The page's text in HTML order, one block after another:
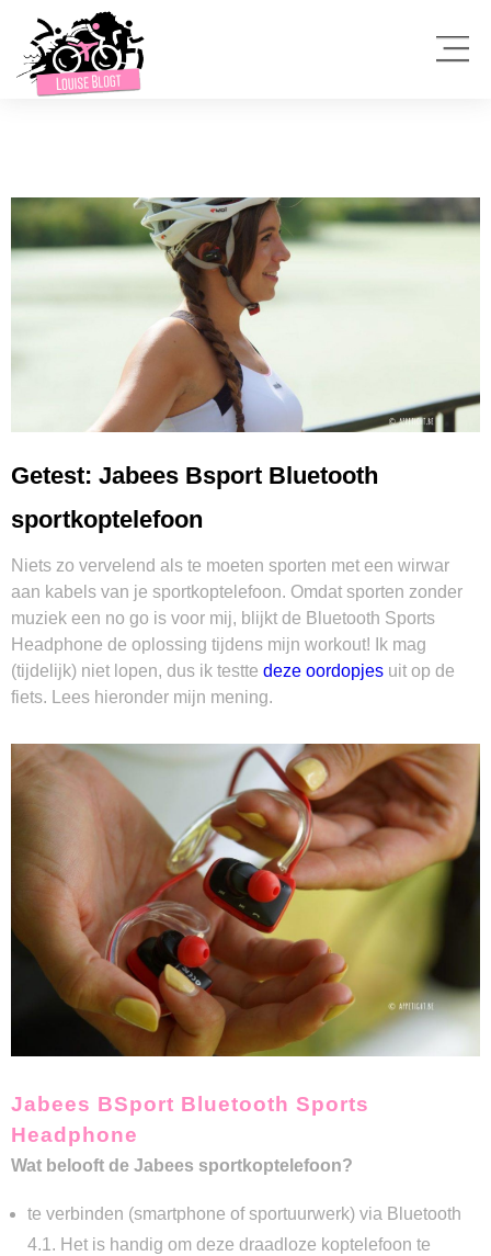
Getest: Jabees Bsport Bluetooth
sportkoptelefoon
Niets zo vervelend als te moeten sporten met een wirwar
aan kabels van je sportkoptelefoon. Omdat sporten zonder
muziek een no go is voor mij, blijkt de Bluetooth Sports
Headphone de oplossing tijdens mijn workout! Ik mag
(tijdelijk) niet lopen, dus ik testte deze oordopjes uit op de
fiets. Lees hieronder mijn mening.
Jabees BSport Bluetooth Sports
Headphone
Wat belooft de Jabees sportkoptelefoon?
te verbinden (smartphone of sportuurwerk) via Bluetooth
4.1. Het is handig om deze draadloze koptelefoon te